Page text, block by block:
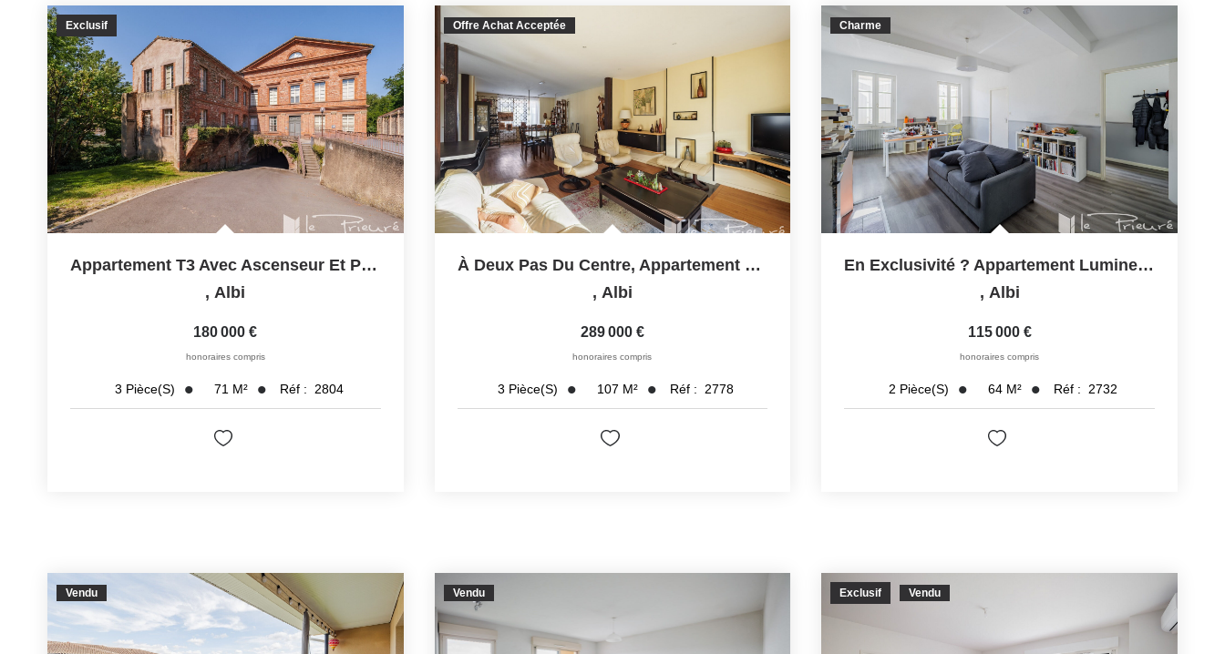
Exclusif
Appartement T3 Avec Ascenseur Et Parking Dans Résidence De...
, Albi
180 000 €
honoraires compris
3 Pièce(s) 71 M² Réf : 2804
Offre Achat Acceptée
À Deux Pas Du Centre, Appartement Lumineux Avec Grande...
, Albi
289 000 €
honoraires compris
3 Pièce(s) 107 M² Réf : 2778
Charme
En Exclusivité ? Appartement Lumineux De 64 M² Au...
, Albi
115 000 €
honoraires compris
2 Pièce(s) 64 M² Réf : 2732
Vendu Vendu Exclusif Vendu